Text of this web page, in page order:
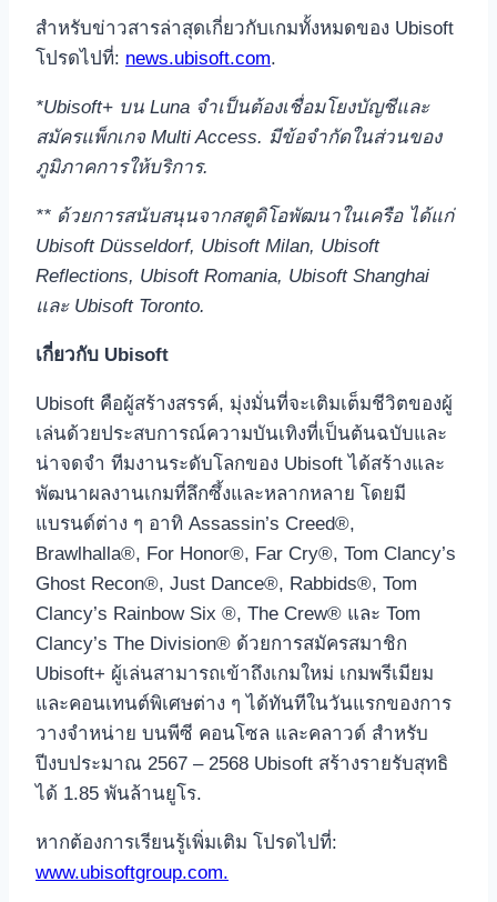
สำหรับข่าวสารล่าสุดเกี่ยวกับเกมทั้งหมดของ Ubisoft
โปรดไปที่: news.ubisoft.com.
*Ubisoft+ บน Luna จำเป็นต้องเชื่อมโยงบัญชีและ
สมัครแพ็กเกจ Multi Access. มีข้อจำกัดในส่วนของ
ภูมิภาคการให้บริการ.
** ด้วยการสนับสนุนจากสตูดิโอพัฒนาในเครือ ได้แก่
Ubisoft Düsseldorf, Ubisoft Milan, Ubisoft
Reflections, Ubisoft Romania, Ubisoft Shanghai
และ Ubisoft Toronto.
เกี่ยวกับ Ubisoft
Ubisoft คือผู้สร้างสรรค์, มุ่งมั่นที่จะเติมเต็มชีวิตของผู้
เล่นด้วยประสบการณ์ความบันเทิงที่เป็นต้นฉบับและ
น่าจดจำ ทีมงานระดับโลกของ Ubisoft ได้สร้างและ
พัฒนาผลงานเกมที่ลึกซึ้งและหลากหลาย โดยมี
แบรนด์ต่าง ๆ อาทิ Assassin’s Creed®,
Brawlhalla®, For Honor®, Far Cry®, Tom Clancy’s
Ghost Recon®, Just Dance®, Rabbids®, Tom
Clancy’s Rainbow Six ®, The Crew® และ Tom
Clancy’s The Division® ด้วยการสมัครสมาชิก
Ubisoft+ ผู้เล่นสามารถเข้าถึงเกมใหม่ เกมพรีเมียม
และคอนเทนต์พิเศษต่าง ๆ ได้ทันทีในวันแรกของการ
วางจำหน่าย บนพีซี คอนโซล และคลาวด์ สำหรับ
ปีงบประมาณ 2567 – 2568 Ubisoft สร้างรายรับสุทธิ
ได้ 1.85 พันล้านยูโร.
หากต้องการเรียนรู้เพิ่มเติม โปรดไปที่:
www.ubisoftgroup.com.